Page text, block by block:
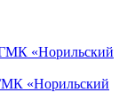
«Норильский
«Норильский